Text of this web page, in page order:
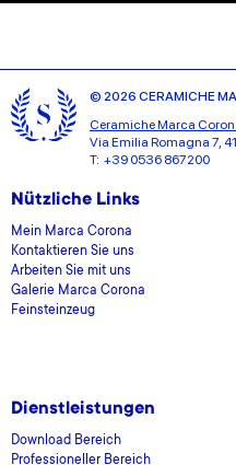
© 2026 CERAMICHE
Ceramiche Marca
Via Emilia Romagna 7,
T: +39 0536 867200
Nützliche Links
Mein Marca Corona
Kontaktieren Sie uns
Arbeiten Sie mit uns
Galerie Marca Corona
Feinsteinzeug
Dienstleistungen
Download Bereich
Professioneller Bereich